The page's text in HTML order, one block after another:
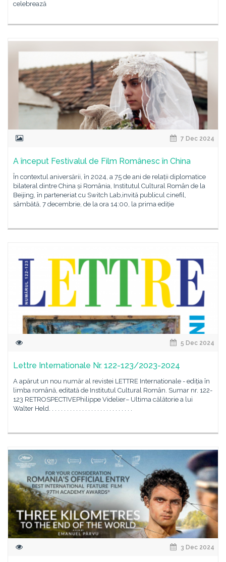
celebrează
7 Dec 2024
A început Festivalul de Film Românesc în China
În contextul aniversării, în 2024, a 75 de ani de relații diplomatice
bilateral dintre China și România, Institutul Cultural Român de la
Beijing, în parteneriat cu Switch Lab,invită publicul cinefil,
sâmbătă, 7 decembrie, de la ora 14:00, la prima ediție
5 Dec 2024
Lettre Internationale Nr. 122-123/2023-2024
A apărut un nou număr al revistei LETTRE Internationale - ediția în
limba română, editată de Institutul Cultural Român. Sumar nr. 122-
123 RETROSPECTIVEPhilippe Videlier– Ultima călătorie a lui
Walter Held. . . . . . . . . . . . . . . . . . . . . . . . . . . .
3 Dec 2024